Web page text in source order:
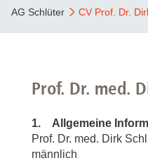
AG Schlüter
CV Prof. Dr.
Prof. Dr. med.
1. Allgemeine
Prof. Dr. med. Dirk
männlich